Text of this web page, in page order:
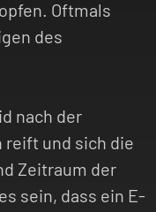
Oftmals
des
nach der
reift und sich die
Zeitraum der
sein, dass ein E-